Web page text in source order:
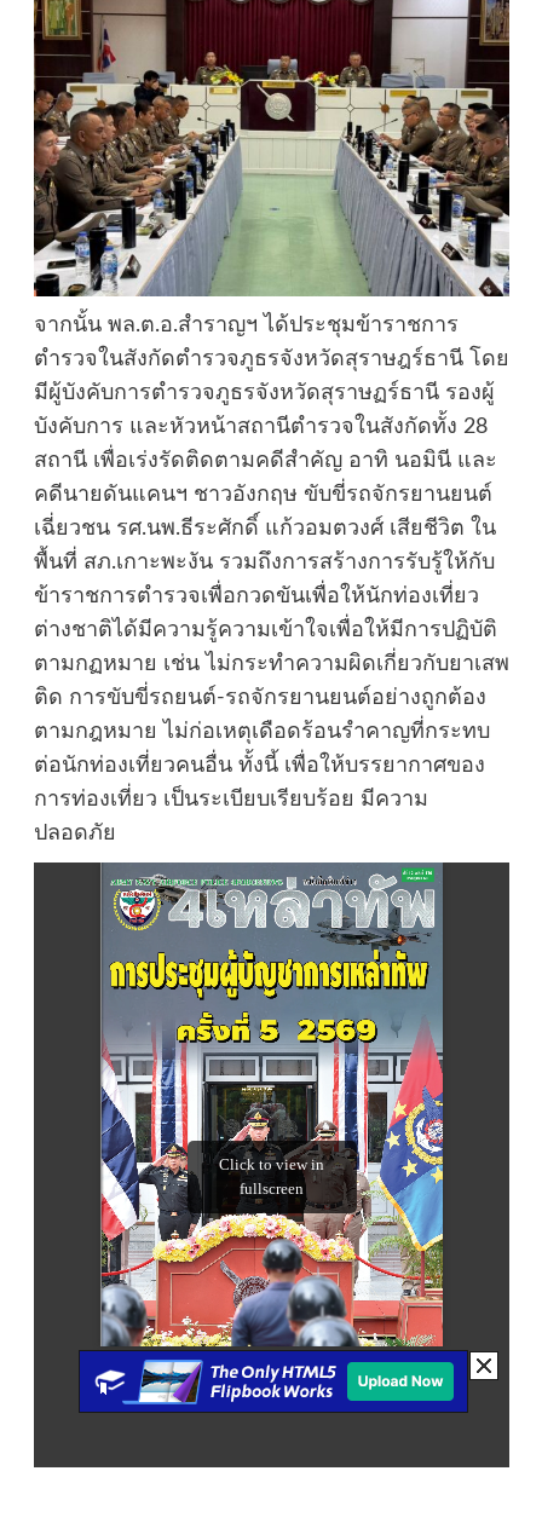
จากนั้น พล.ต.อ.สำราญฯ ได้ประชุมข้าราชการ
ตำรวจในสังกัดตำรวจภูธรจังหวัดสุราษฎร์ธานี โดย
มีผู้บังคับการตำรวจภูธรจังหวัดสุราษฏร์ธานี รองผู้
บังคับการ และหัวหน้าสถานีตำรวจในสังกัดทั้ง 28
สถานี เพื่อเร่งรัดติดตามคดีสำคัญ อาทิ นอมินี และ
คดีนายดันแคนฯ ชาวอังกฤษ ขับขี่รถจักรยานยนต์
เฉี่ยวชน รศ.นพ.ธีระศักดิ์ แก้วอมตวงศ์ เสียชีวิต ใน
พื้นที่ สภ.เกาะพะงัน รวมถึงการสร้างการรับรู้ให้กับ
ข้าราชการตำรวจเพื่อกวดขันเพื่อให้นักท่องเที่ยว
ต่างชาติได้มีความรู้ความเข้าใจเพื่อให้มีการปฏิบัติ
ตามกฏหมาย เช่น ไม่กระทำความผิดเกี่ยวกับยาเสพ
ติด การขับขี่รถยนต์-รถจักรยานยนต์อย่างถูกต้อง
ตามกฎหมาย ไม่ก่อเหตุเดือดร้อนรำคาญที่กระทบ
ต่อนักท่องเที่ยวคนอื่น ทั้งนี้ เพื่อให้บรรยากาศของ
การท่องเที่ยว เป็นระเบียบเรียบร้อย มีความ
ปลอดภัย